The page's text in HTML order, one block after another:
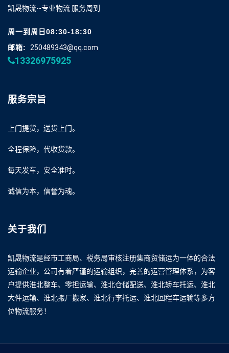
凯晟物流--专业物流 服务周到
周一到周日08:30-18:30
邮箱:
250489343@qq.com
13326975925
服务宗旨
上门提货，送货上门。
全程保险，代收货款。
每天发车，安全准时。
诚信为本，信誉为魂。
关于我们
凯晟物流是经市工商局、税务局审核注册集商贸储运为一体的合法
运输企业，公司有着严谨的运输组织，完善的运营管理体系，为客
户提供淮北整车、零担运输、淮北仓储配送、淮北轿车托运、淮北
大件运输、淮北搬厂搬家、淮北行李托运、淮北回程车运输等多方
位物流服务！